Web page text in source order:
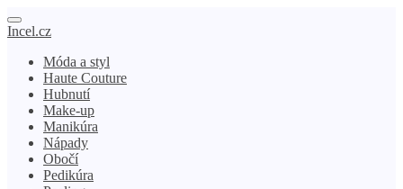
Incel.cz
Móda a styl
Haute Couture
Hubnutí
Make-up
Manikúra
Nápady
Obočí
Pedikúra